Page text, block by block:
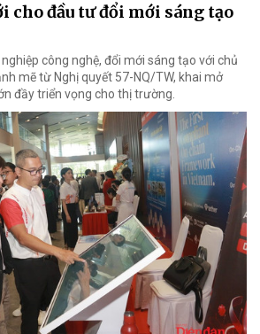
cho đầu tư đổi mới sáng tạo
công nghệ, đổi mới sáng tạo với chủ
mẽ từ Nghị quyết 57-NQ/TW, khai mở
đầy triển vọng cho thị trường.